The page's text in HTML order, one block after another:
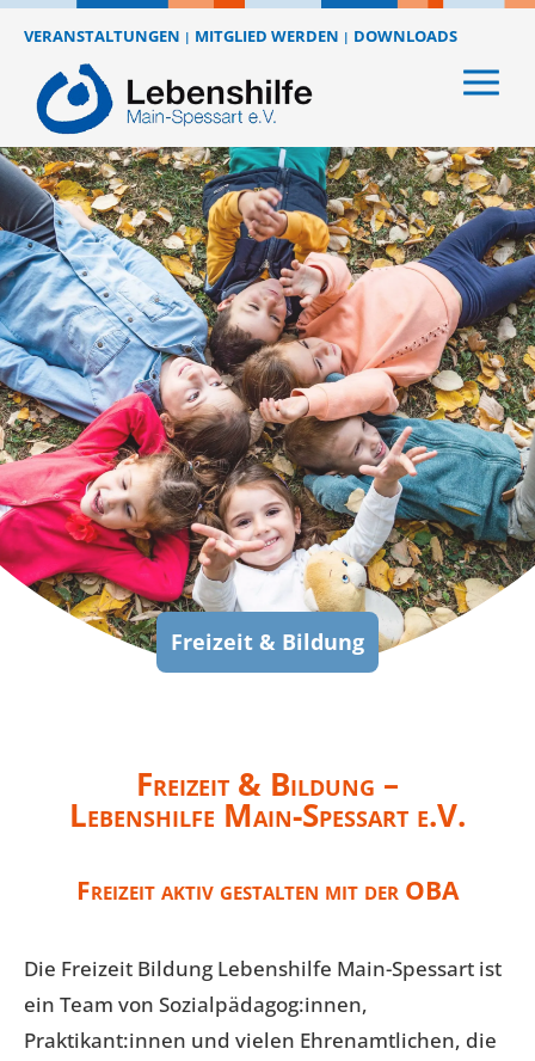
VERANSTALTUNGEN | MITGLIED WERDEN | DOWNLOADS
Freizeit & Bildung
Freizeit & Bildung –
Lebenshilfe Main-Spessart e.V.
Freizeit aktiv gestalten mit der OBA
Die Freizeit Bildung Lebenshilfe Main-Spessart ist
ein Team von Sozialpädagog:innen,
Praktikant:innen und vielen Ehrenamtlichen, die